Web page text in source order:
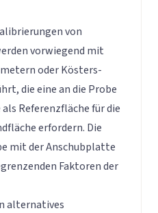
von
vorwiegend mit
oder Kösters-
die eine an die Probe
Referenzfläche für die
erfordern. Die
mit der Anschubplatte
Faktoren der
alternatives